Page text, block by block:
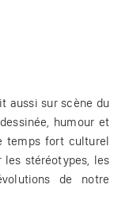
aussi sur scène du
humour et
temps fort culturel
les stéréotypes, les
de notre